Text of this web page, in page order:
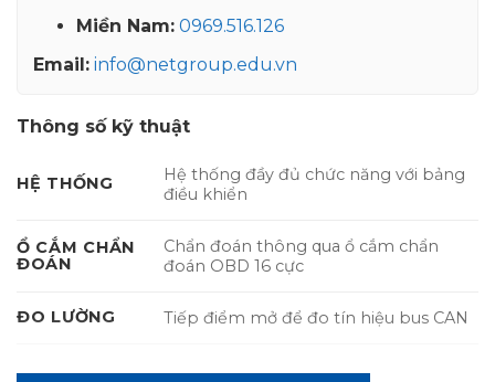
Miền Nam: 0969.516.126
Email: info@netgroup.edu.vn
Thông số kỹ thuật
HỆ THỐNG
Hệ thống đầy đủ chức năng với bảng
điều khiển
Ổ CẮM CHẨN
ĐOÁN
Chẩn đoán thông qua ổ cắm chẩn
đoán OBD 16 cực
ĐO LƯỜNG Tiếp điểm mở để đo tín hiệu bus CAN